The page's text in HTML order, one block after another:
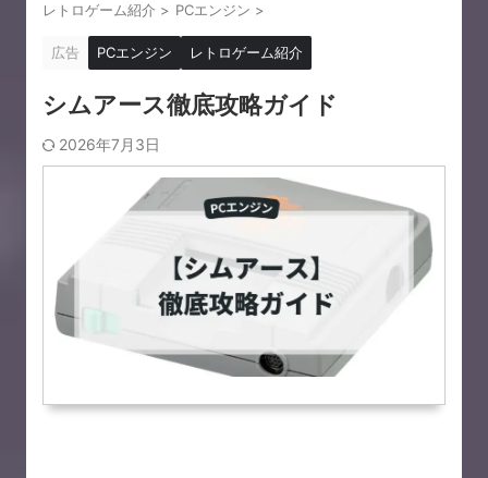
レトロゲーム紹介 > PCエンジン >
広告 PCエンジン レトロゲーム紹介
シムアース徹底攻略ガイド
2026年7月3日